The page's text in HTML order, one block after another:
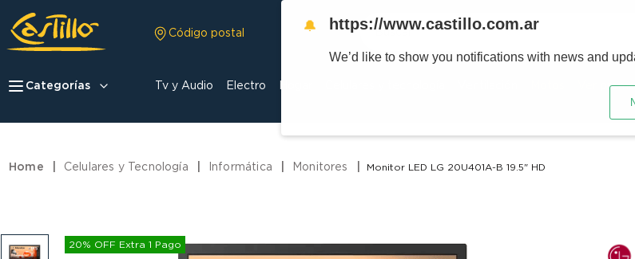
Código postal
Buscar
Categorías Tv y Audio Electro Ver
Celulares y Tecnología Informática Monitores Monitor LED LG 20U401A-B 19.5" HD
20% OFF Extra 1 Pago
🔔 https://www.castillo.com.ar
We’d like to show you notifications with news and